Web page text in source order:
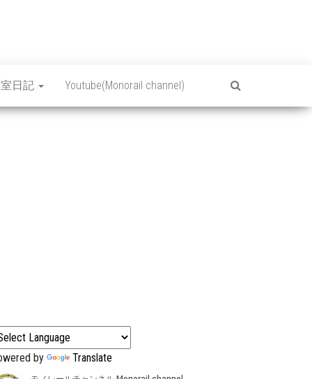
日記 Youtube(Monorail channel)
by Translate